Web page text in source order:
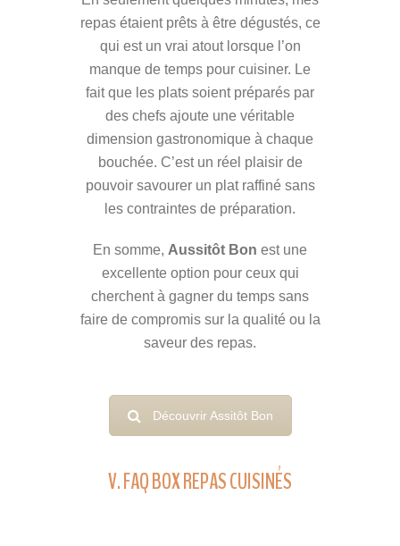
repas étaient prêts à être dégustés, ce
qui est un vrai atout lorsque l’on
manque de temps pour cuisiner. Le
fait que les plats soient préparés par
des chefs ajoute une véritable
dimension gastronomique à chaque
bouchée. C’est un réel plaisir de
pouvoir savourer un plat raffiné sans
les contraintes de préparation.
En somme, Aussitôt Bon est une
excellente option pour ceux qui
cherchent à gagner du temps sans
faire de compromis sur la qualité ou la
saveur des repas.
Découvrir Assitôt Bon
V. FAQ BOX REPAS CUISINÉS